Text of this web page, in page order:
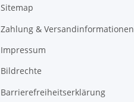
Sitemap
Zahlung & Versandinformationen
Impressum
Bildrechte
Barrierefreiheitserklärung